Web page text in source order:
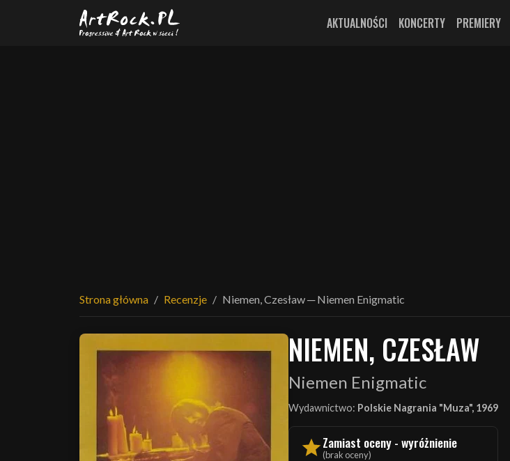
Przejdź do treści głównej
AKTUALNOŚCI KONCERTY PREMIERY
Strona główna Recenzje Niemen, Czesław ─ Niemen Enigmatic
NIEMEN, CZESŁAW
Niemen Enigmatic
Wydawnictwo: Polskie Nagrania "Muza", 1969
Zamiast oceny - wyróżnienie
(brak oceny)